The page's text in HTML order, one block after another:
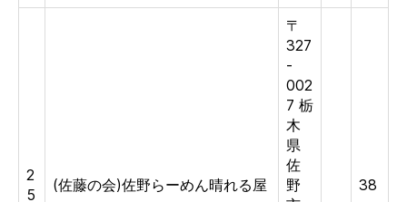
2
5
(佐藤の会)佐野らーめん晴れる屋
〒
327
-
002
7 栃
木
県
佐
野
38